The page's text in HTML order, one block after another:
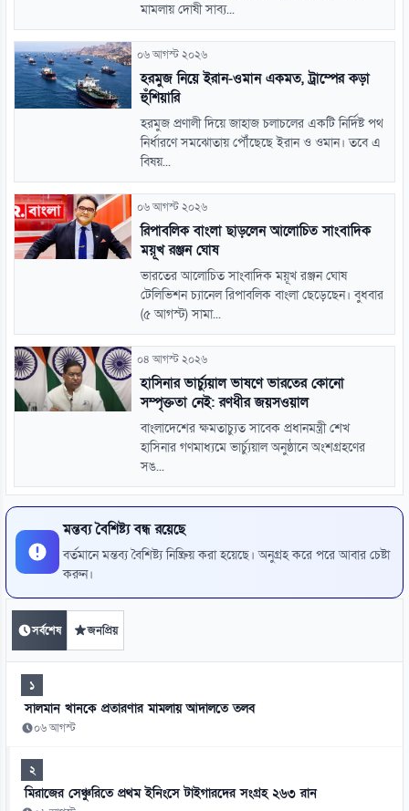
মামলায় দোষী সাব্য...
০৬ আগস্ট ২০২৬
হরমুজ নিয়ে ইরান-ওমান একমত, ট্রাম্পের কড়া
হুঁশিয়ারি
হরমুজ প্রণালী দিয়ে জাহাজ চলাচলের একটি নির্দিষ্ট পথ
নির্ধারণে সমঝোতায় পৌঁছেছে ইরান ও ওমান। তবে এ
বিষয়...
০৬ আগস্ট ২০২৬
রিপাবলিক বাংলা ছাড়লেন আলোচিত সাংবাদিক
ময়ূখ রঞ্জন ঘোষ
ভারতের আলোচিত সাংবাদিক ময়ূখ রঞ্জন ঘোষ
টেলিভিশন চ্যানেল রিপাবলিক বাংলা ছেড়েছেন। বুধবার
(৫ আগস্ট) সামা...
০৪ আগস্ট ২০২৬
হাসিনার ভার্চ্যুয়াল ভাষণে ভারতের কোনো
সম্পৃক্ততা নেই: রণধীর জয়সওয়াল
বাংলাদেশের ক্ষমতাচ্যুত সাবেক প্রধানমন্ত্রী শেখ
হাসিনার গণমাধ্যমে ভার্চ্যুয়াল অনুষ্ঠানে অংশগ্রহণের
সঙ...
মন্তব্য বৈশিষ্ট্য বন্ধ রয়েছে
বর্তমানে মন্তব্য বৈশিষ্ট্য নিষ্ক্রিয় করা হয়েছে। অনুগ্রহ করে পরে আবার চেষ্টা
করুন।
সর্বশেষ জনপ্রিয়
১
সালমান খানকে প্রতারণার মামলায় আদালতে তলব
০৬ আগস্ট
২
মিরাজের সেঞ্চুরিতে প্রথম ইনিংসে টাইগারদের সংগ্রহ ২৬৩ রান